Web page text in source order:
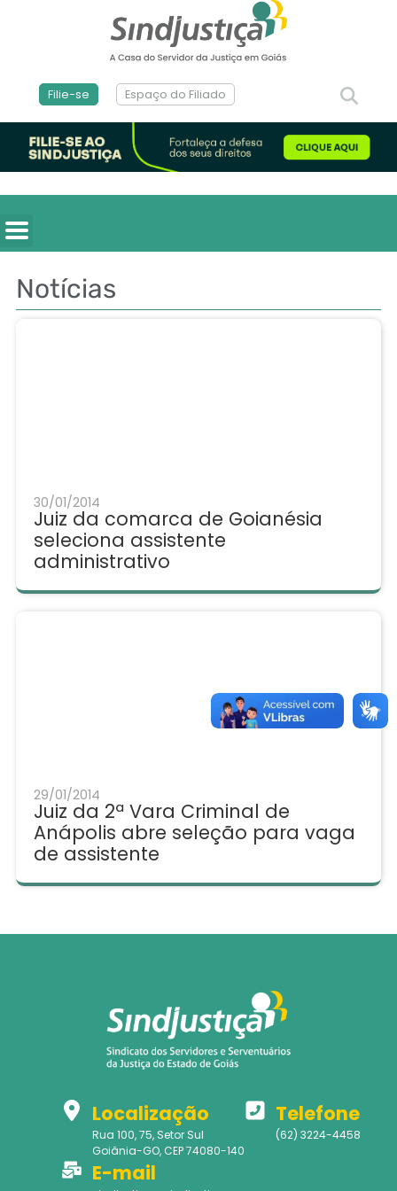
Filie-se Espaço do Filiado
Notícias
30/01/2014
Juiz da comarca de Goianésia
seleciona assistente
administrativo
29/01/2014
Juiz da 2ª Vara Criminal de
Anápolis abre seleção para vaga
de assistente
Localização
Rua 100, 75, Setor Sul
Goiânia-GO, CEP 74080-140
Telefone
(62) 3224-4458
E-mail